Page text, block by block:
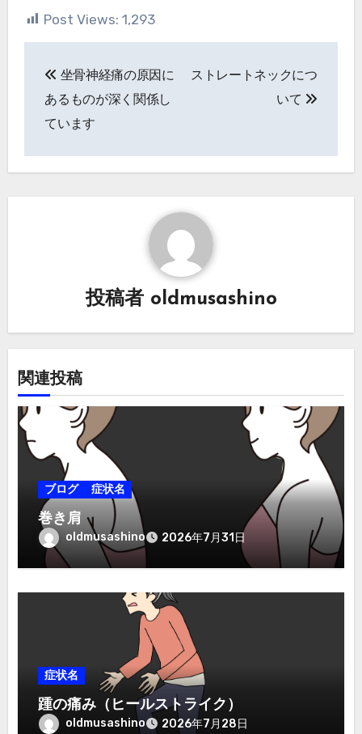
Post Views: 1,293
稿
ナ
ビ
坐骨神経痛の原因に
あるものが深く関係し
ています
ストレートネックにつ
いて
投稿者 oldmusashino
関連投稿
ブログ 症状名
巻き肩
oldmusashino 2026年7月31日
症状名
踵の痛み（ヒールストライク）
oldmusashino 2026年7月28日